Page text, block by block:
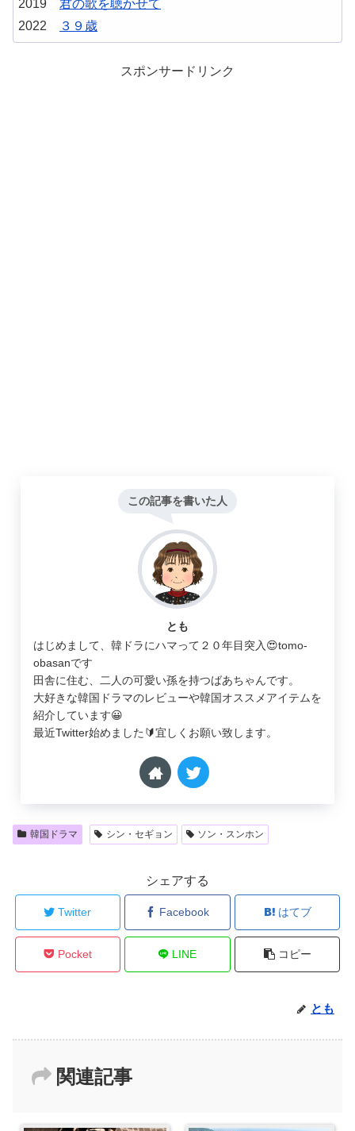
2019 君の歌を聴かせて
2022
３９歳
スポンサードリンク
この記事を書いた人
とも
はじめまして、韓ドラにハマって２０年目突入😍tomo-
obasanです
田舎に住む、二人の可愛い孫を持つばあちゃんです。
大好きな韓国ドラマのレビューや韓国オススメアイテムを
紹介しています😀
最近Twitter始めました🔰宜しくお願い致します。
韓国ドラマ シン・セギョン ソン・スンホン
シェアする
Twitter Facebook はてブ
Pocket LINE コピー
とも
関連記事